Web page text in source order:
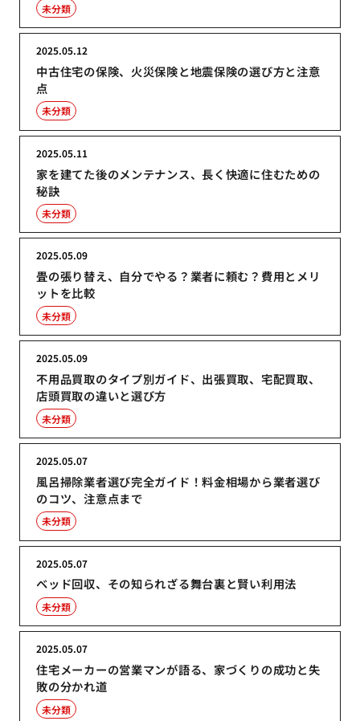
未分類
中古住宅の保険、火災保険と地震保険の選び方と注意
点
2025.05.12
未分類
家を建てた後のメンテナンス、長く快適に住むための
秘訣
2025.05.11
未分類
畳の張り替え、自分でやる？業者に頼む？費用とメリ
ットを比較
2025.05.09
未分類
不用品買取のタイプ別ガイド、出張買取、宅配買取、
店頭買取の違いと選び方
2025.05.09
未分類
風呂掃除業者選び完全ガイド！料金相場から業者選び
のコツ、注意点まで
2025.05.07
未分類
ベッド回収、その知られざる舞台裏と賢い利用法
2025.05.07
未分類
住宅メーカーの営業マンが語る、家づくりの成功と失
敗の分かれ道
2025.05.07
未分類